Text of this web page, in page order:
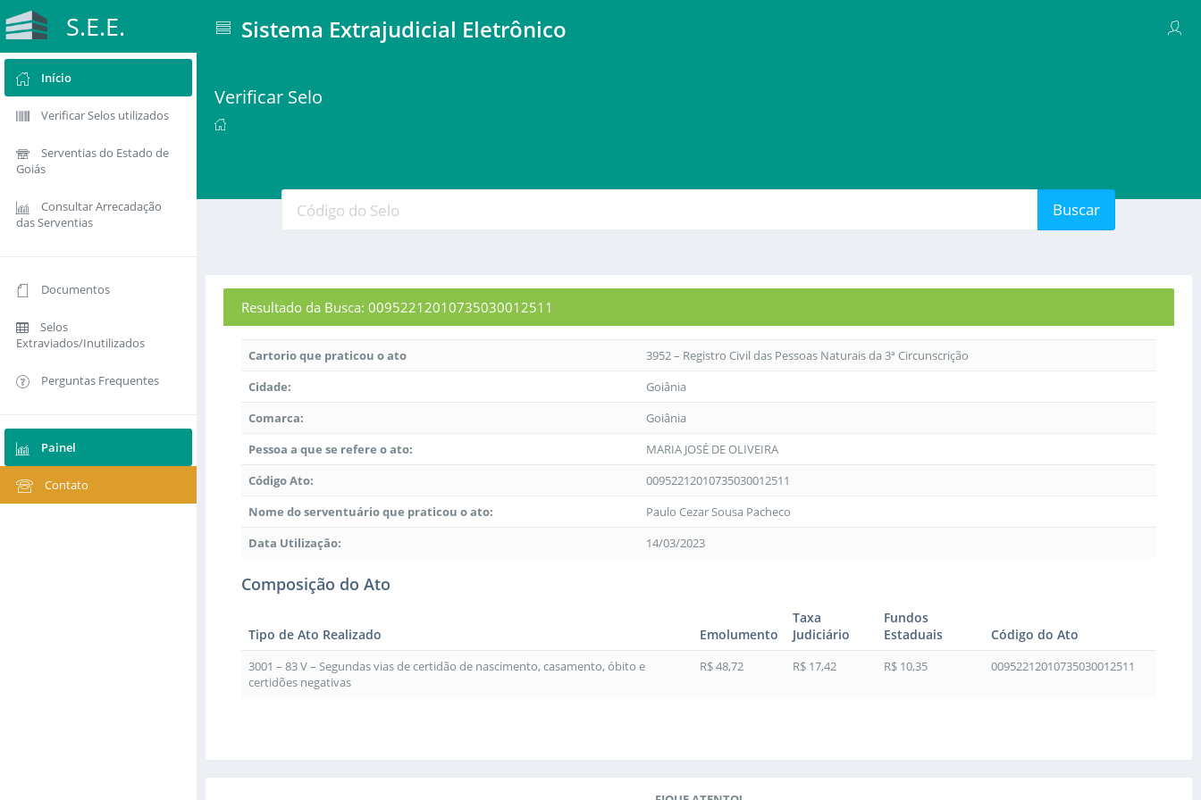
S.E.E. Sistema Extrajudicial Eletrônico
Verificar Selo
Buscar
Resultado da Busca: 00952212010735030012511
Cartorio que praticou o ato
3952 – Registro Civil das Pessoas Naturais da 3ª Circunscrição
Cidade:
Goiânia
Comarca:
Goiânia
Pessoa a que se refere o ato:
MARIA JOSÉ DE OLIVEIRA
Código Ato:
00952212010735030012511
Nome do serventuário que praticou o ato:
Paulo Cezar Sousa Pacheco
Data Utilização:
14/03/2023
Composição do Ato
Tipo de Ato Realizado Emolumento
Taxa
Judiciário
Fundos
Estaduais
Código do Ato
3001 – 83 V – Segundas vias de certidão de nascimento, casamento, óbito e
certidões negativas
R$ 48,72 R$ 17,42 R$ 10,35 00952212010735030012511
Início
Verificar Selos utilizados
Serventias do Estado de
Goiás
Consultar Arrecadação
das Serventias
Documentos
Selos
Extraviados/Inutilizados
Perguntas Frequentes
Painel
Contato